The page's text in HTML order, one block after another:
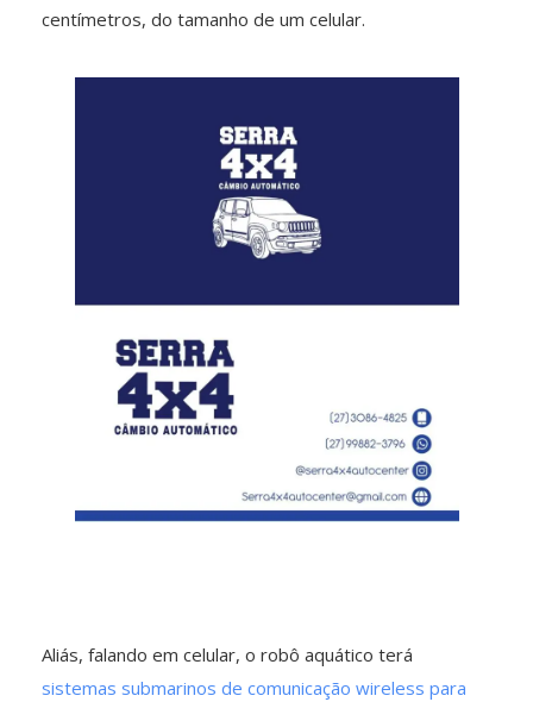
centímetros, do tamanho de um celular.
Aliás, falando em celular, o robô aquático terá
sistemas submarinos de comunicação wireless para